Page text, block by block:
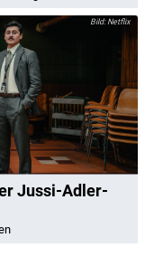
Netflix
Jussi-Adler-